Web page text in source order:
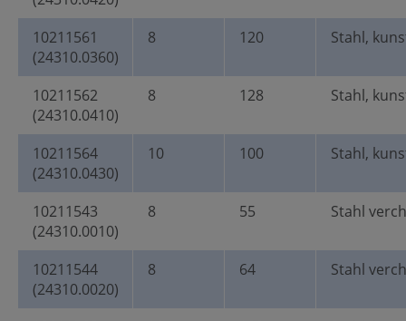
10211561
(24310.0360)
8 120 Stahl,
10211562
(24310.0410)
8 128 Stahl,
10211564
(24310.0430)
10 100 Stahl,
10211543
(24310.0010)
8 55 Stahl
10211544
(24310.0020)
8 64 Stahl